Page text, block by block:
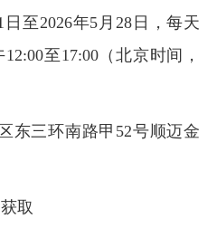
日至2026年5月28日 ，每天
12:00至17:00（北京时间，
东三环南路甲52号顺迈金
取